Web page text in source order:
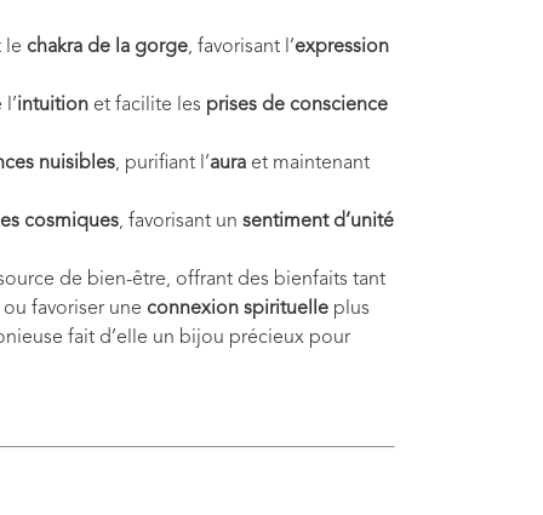
le chakra de la gorge, favorisant l’expression
intuition et facilite les prises de conscience
nuisibles, purifiant l’aura et maintenant
cosmiques, favorisant un sentiment d’unité
de bien-être, offrant des bienfaits tant
ou favoriser une connexion spirituelle plus
fait d’elle un bijou précieux pour